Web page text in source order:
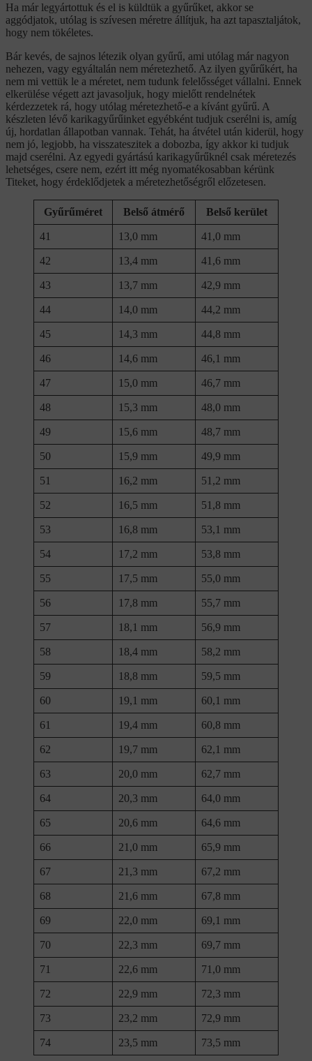
Ha már legyártottuk és el is küldtük a gyűrűket, akkor se
aggódjatok, utólag is szívesen méretre állítjuk, ha azt tapasztaljátok,
hogy nem tökéletes.
Bár kevés, de sajnos létezik olyan gyűrű, ami utólag már nagyon
nehezen, vagy egyáltalán nem méretezhető. Az ilyen gyűrűkért, ha
nem mi vettük le a méretet, nem tudunk felelősséget vállalni. Ennek
elkerülése végett azt javasoljuk, hogy mielőtt rendelnétek
kérdezzetek rá, hogy utólag méretezhető-e a kívánt gyűrű. A
készleten lévő karikagyűrűinket egyébként tudjuk cserélni is, amíg
új, hordatlan állapotban vannak. Tehát, ha átvétel után kiderül, hogy
nem jó, legjobb, ha visszateszitek a dobozba, így akkor ki tudjuk
majd cserélni. Az egyedi gyártású karikagyűrűknél csak méretezés
lehetséges, csere nem, ezért itt még nyomatékosabban kérünk
Titeket, hogy érdeklődjetek a méretezhetőségről előzetesen.
Gyűrűméret Belső átmérő Belső kerület
41 13,0 mm 41,0 mm
42 13,4 mm 41,6 mm
43 13,7 mm 42,9 mm
44 14,0 mm 44,2 mm
45 14,3 mm 44,8 mm
46 14,6 mm 46,1 mm
47 15,0 mm 46,7 mm
48 15,3 mm 48,0 mm
49 15,6 mm 48,7 mm
50 15,9 mm 49,9 mm
51 16,2 mm 51,2 mm
52 16,5 mm 51,8 mm
53 16,8 mm 53,1 mm
54 17,2 mm 53,8 mm
55 17,5 mm 55,0 mm
56 17,8 mm 55,7 mm
57 18,1 mm 56,9 mm
58 18,4 mm 58,2 mm
59 18,8 mm 59,5 mm
60 19,1 mm 60,1 mm
61 19,4 mm 60,8 mm
62 19,7 mm 62,1 mm
63 20,0 mm 62,7 mm
64 20,3 mm 64,0 mm
65 20,6 mm 64,6 mm
66 21,0 mm 65,9 mm
67 21,3 mm 67,2 mm
68 21,6 mm 67,8 mm
69 22,0 mm 69,1 mm
70 22,3 mm 69,7 mm
71 22,6 mm 71,0 mm
72 22,9 mm 72,3 mm
73 23,2 mm 72,9 mm
74 23,5 mm 73,5 mm